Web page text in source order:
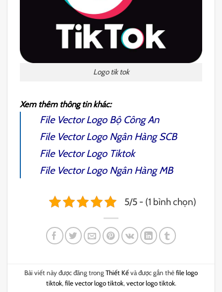
Logo tik tok
Xem thêm thông tin khác:
File Vector Logo Bộ Công An
File Vector Logo Ngân Hàng SCB
File Vector Logo Tiktok
File Vector Logo Ngân Hàng MB
5/5 - (1 bình chọn)
Bài viết này được đăng trongThiết Kếvà được gắn thẻfile logo
tiktok, file vector logo tiktok, vector logo tiktok.